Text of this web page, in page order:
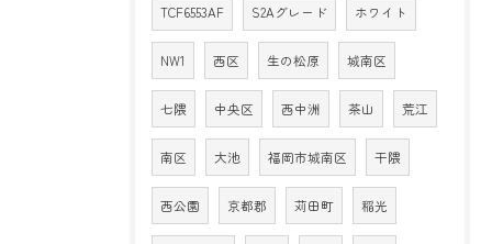
TCF6553AF S2Aグレード ホワイト
NW1 西区 生の松原 城南区
七隈 中央区 西中洲 茶山 荒江
南区 大池 福岡市城南区 干隈
西公園 京都郡 苅田町 稲光